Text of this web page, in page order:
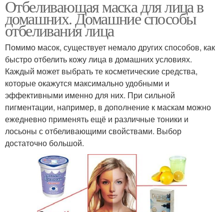
Отбеливающая маска для лица в
домашних. Домашние способы
отбеливания лица
Помимо масок, существует немало других способов, как
быстро отбелить кожу лица в домашних условиях.
Каждый может выбрать те косметические средства,
которые окажутся максимально удобными и
эффективными именно для них. При сильной
пигментации, например, в дополнение к маскам можно
ежедневно применять ещё и различные тоники и
лосьоны с отбеливающими свойствами. Выбор
достаточно большой.